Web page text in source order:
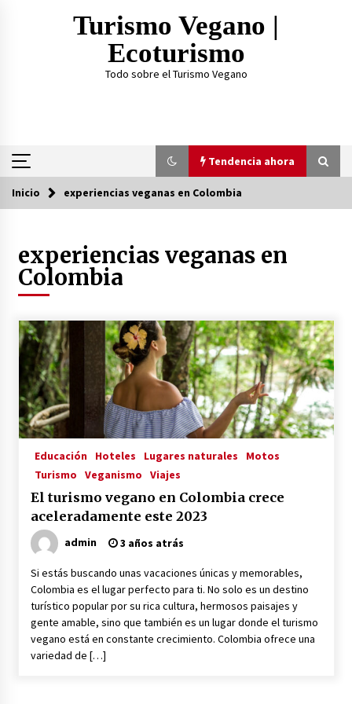
Turismo Vegano |
Ecoturismo
Todo sobre el Turismo Vegano
Tendencia ahora
Tendencia ahora
¿Practicar Yogan y ser Vegano es lo mismo? Te
lo explicamos acá
2 años atrás
TOP 3: Mejores Proteínas Veganas 2023
3 años atrás
La Primera Maquina Casera para Crear Carne
Vegetal
3 años atrás
MOTERO VEGANO
3 años atrás
Empresas Veganas: Las Novedades Globales en
el Mundo Empresarial Vegano
3 años atrás
Viajar en moto por Colombia
3 años atrás
Inicio experiencias veganas en Colombia
experiencias veganas en
Colombia
Educación Hoteles Lugares naturales
Motos
Turismo
Veganismo Viajes
El turismo vegano en Colombia crece
aceleradamente este 2023
admin 3 años atrás
Si estás buscando unas vacaciones únicas y memorables,
Colombia es el lugar perfecto para ti. No solo es un destino
turístico popular por su rica cultura, hermosos paisajes y
gente amable, sino que también es un lugar donde el turismo
vegano está en constante crecimiento. Colombia ofrece una
variedad de […]